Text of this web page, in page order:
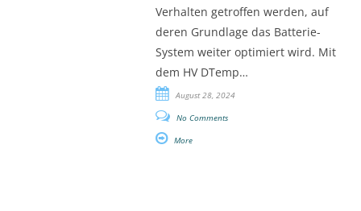
Verhalten getroffen werden, auf
deren Grundlage das Batterie-
System weiter optimiert wird. Mit
dem HV DTemp…
August 28, 2024
No Comments
More